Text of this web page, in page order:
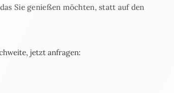
Sie genießen möchten, statt auf den
jetzt anfragen: